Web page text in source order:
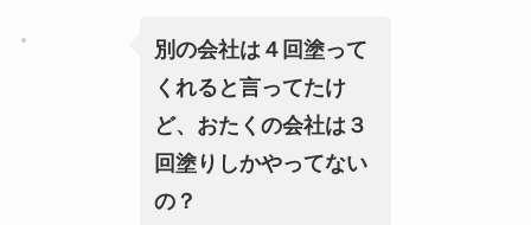
別の会社は４回塗って
くれると言ってたけ
ど、おたくの会社は３
回塗りしかやってない
の？